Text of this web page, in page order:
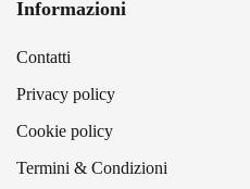
Informazioni
Contatti
Privacy policy
Cookie policy
Termini & Condizioni